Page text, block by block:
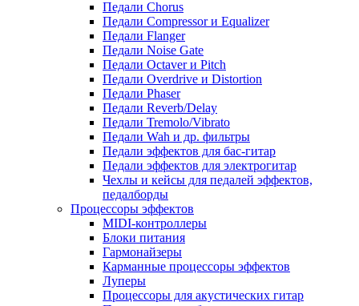
Педали Chorus
Педали Compressor и Equalizer
Педали Flanger
Педали Noise Gate
Педали Octaver и Pitch
Педали Overdrive и Distortion
Педали Phaser
Педали Reverb/Delay
Педали Tremolo/Vibrato
Педали Wah и др. фильтры
Педали эффектов для бас-гитар
Педали эффектов для электрогитар
Чехлы и кейсы для педалей эффектов,
педалборды
Процессоры эффектов
MIDI-контроллеры
Блоки питания
Гармонайзеры
Карманные процессоры эффектов
Луперы
Процессоры для акустических гитар